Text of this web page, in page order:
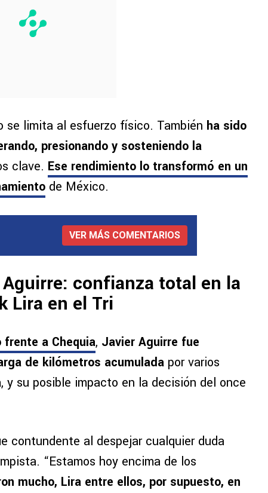
se limita al esfuerzo físico. También ha sido
presionando y sosteniendo la
clave. Ese rendimiento lo transformó en un
de México.
VER MÁS COMENTARIOS
confianza total en la
Lira en el Tri
frente a Chequia, Javier Aguirre fue
de kilómetros acumulada por varios
, y su posible impacto en la decisión del once
contundente al despejar cualquier duda
“Estamos hoy encima de los
mucho, Lira entre ellos, por supuesto, en